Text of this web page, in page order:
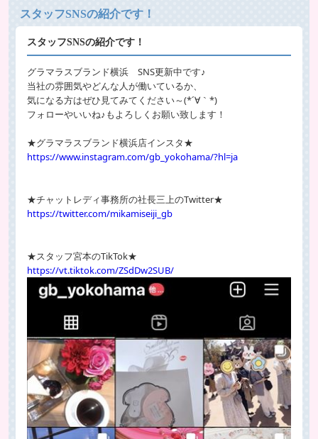
スタッフSNSの紹介です！
スタッフSNSの紹介です！
グラマラスブランド横浜 SNS更新中です♪
当社の雰囲気やどんな人が働いているか、
気になる方はぜひ見てみてください～(*´∀｀*)
フォローやいいね♪もよろしくお願い致します！
★グラマラスブランド横浜店インスタ★
https://www.instagram.com/gb_yokohama/?hl=ja
★チャットレディ事務所の社長三上のTwitter★
https://twitter.com/mikamiseiji_gb
★スタッフ宮本のTikTok★
https://vt.tiktok.com/ZSdDw2SUB/